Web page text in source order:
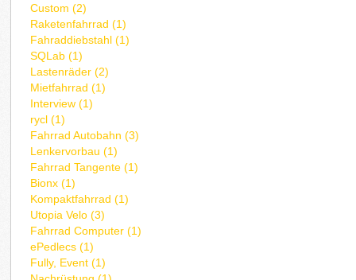
Custom (2)
Raketenfahrrad (1)
Fahraddiebstahl (1)
SQLab (1)
Lastenräder (2)
Mietfahrrad (1)
Interview (1)
rycl (1)
Fahrrad Autobahn (3)
Lenkervorbau (1)
Fahrrad Tangente (1)
Bionx (1)
Kompaktfahrrad (1)
Utopia Velo (3)
Fahrrad Computer (1)
ePedlecs (1)
Fully, Event (1)